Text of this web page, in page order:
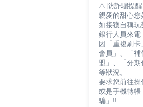
⚠️ 防詐騙提
親愛的甜心您
如接獲自稱
銀行人員來電
因「重複刷卡
會員」、「補
盟」、「分期
等狀況。
要求您前往操
或是手機轉
騙」‼️